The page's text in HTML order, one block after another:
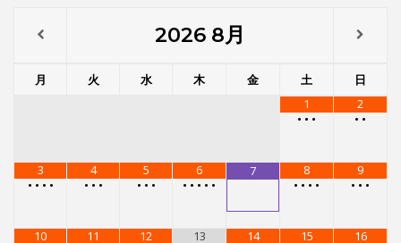
2026 8月
月 火 水 木 金 土
日
1
• • •
2
• •
3
• • • •
4
• • •
5
• • •
6
• • • • •
7
8
• • • •
9
• • •
10
11
12
13
14
15
16